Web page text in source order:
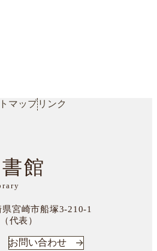
マップリンク
館
県宮崎市船塚3-210-1
代表）
お問い合わせ